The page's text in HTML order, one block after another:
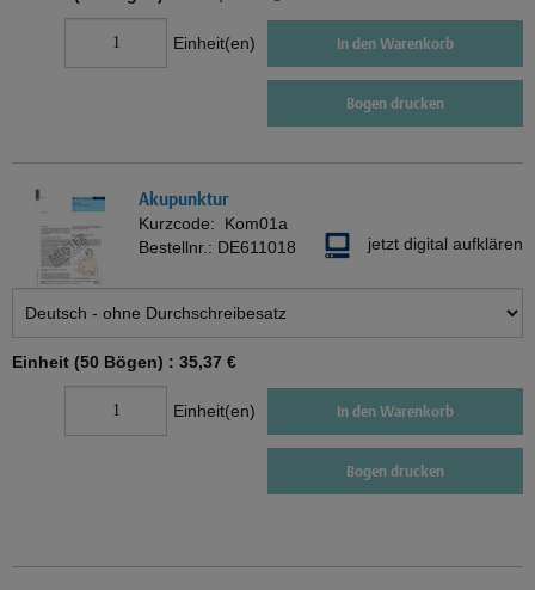
Einheit(en) In den Warenkorb
Bogen drucken
Akupunktur
Kurzcode: Kom01a
Bestellnr.: DE611018 jetzt digital aufklären
Einheit (50 Bögen) : 35,37 €
Einheit(en) In den Warenkorb
Bogen drucken